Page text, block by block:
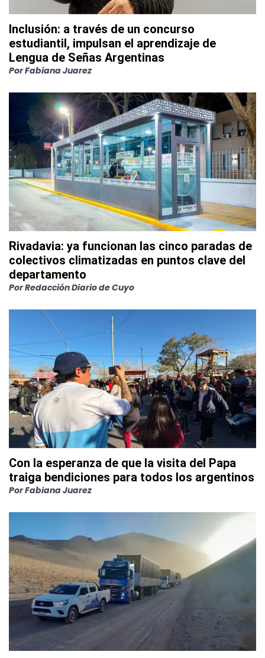
Inclusión: a través de un concurso
estudiantil, impulsan el aprendizaje de
Lengua de Señas Argentinas
PorFabiana Juarez
Rivadavia: ya funcionan las cinco paradas de
colectivos climatizadas en puntos clave del
departamento
PorRedacción Diario de Cuyo
Con la esperanza de que la visita del Papa
traiga bendiciones para todos los argentinos
PorFabiana Juarez